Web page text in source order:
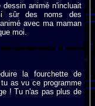
animé n'incluait
sûr des noms des
avec ma maman
moi.
la fourchette de
as vu ce programme
! Tu n'as pas plus de